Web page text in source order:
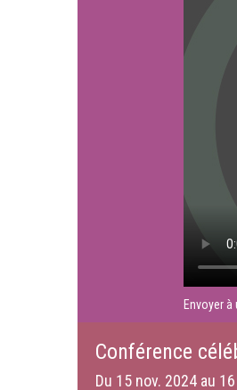
Envoyer à
Conférence
Du 15 nov. 2024 au